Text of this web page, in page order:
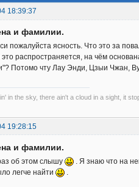
18:39:37
и фамилии.
пожалуйста ясность. Что это за
распространяется, на чём
Потомо чту Лау Энди, Цзыи Чжан, Ву
in the sky, there ain't a cloud in a sight, it
19:28:15
и фамилии.
об этом слышу
. Я знаю что на
легче найти
.